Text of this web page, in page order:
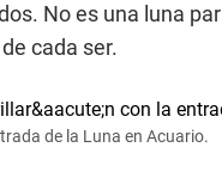
No es una luna
cada ser.
de la Luna en Acuario.